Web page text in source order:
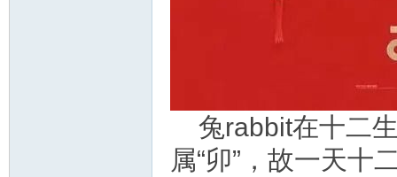
兔rabbit在十二
属“卯”，故一天